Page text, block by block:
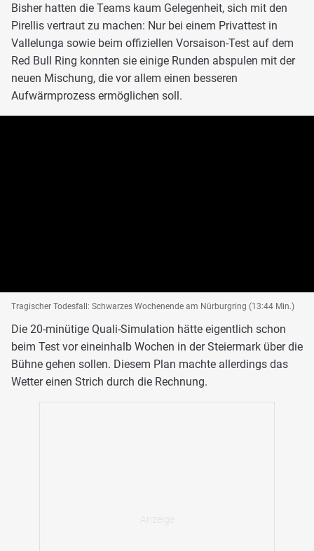
Bisher hatten die Teams kaum Gelegenheit, sich mit den
Pirellis vertraut zu machen: Nur bei einem Privattest in
Vallelunga sowie beim offiziellen Vorsaison-Test auf dem
Red Bull Ring konnten sie einige Runden abspulen mit der
neuen Mischung, die vor allem einen besseren
Aufwärmprozess ermöglichen soll.
Tragischer Todesfall: Schwarzes Wochenende am Nürburgring (13:44 Min.)
Die 20-minütige Quali-Simulation hätte eigentlich schon
beim Test vor eineinhalb Wochen in der Steiermark über die
Bühne gehen sollen. Diesem Plan machte allerdings das
Wetter einen Strich durch die Rechnung.